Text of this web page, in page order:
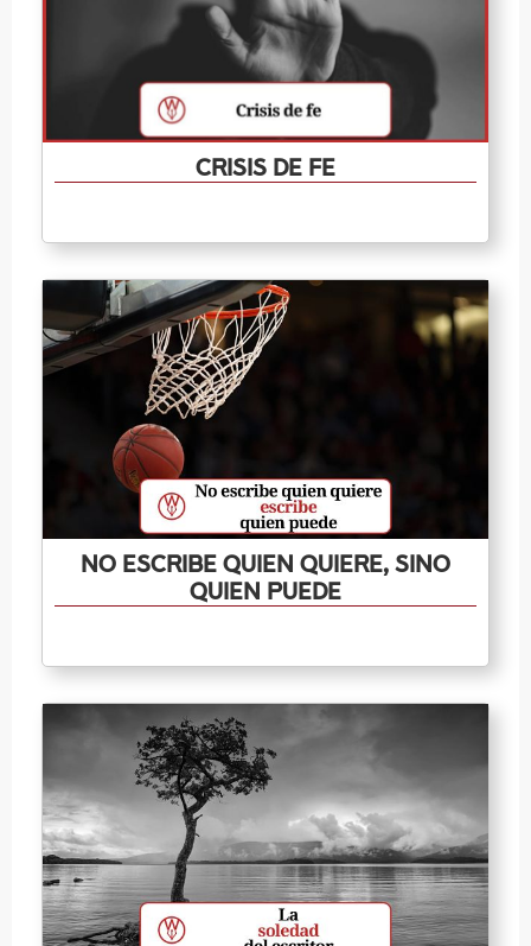
Crisis de fe
No escribe quien quiere, sino
quien puede